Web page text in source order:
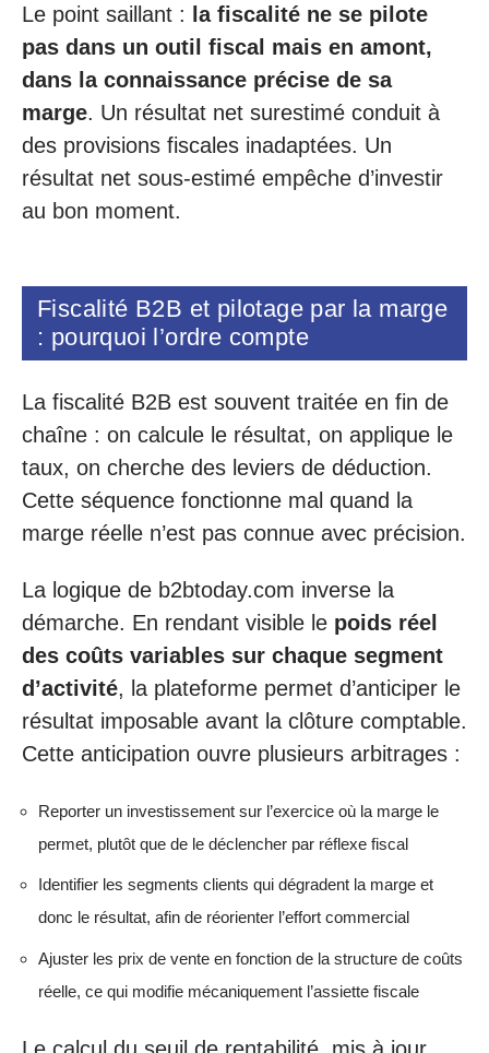
Le point saillant : la fiscalité ne se pilote
pas dans un outil fiscal mais en amont,
dans la connaissance précise de sa
marge. Un résultat net surestimé conduit à
des provisions fiscales inadaptées. Un
résultat net sous-estimé empêche d’investir
au bon moment.
Fiscalité B2B et pilotage par la marge
: pourquoi l’ordre compte
La fiscalité B2B est souvent traitée en fin de
chaîne : on calcule le résultat, on applique le
taux, on cherche des leviers de déduction.
Cette séquence fonctionne mal quand la
marge réelle n’est pas connue avec précision.
La logique de b2btoday.com inverse la
démarche. En rendant visible le poids réel
des coûts variables sur chaque segment
d’activité, la plateforme permet d’anticiper le
résultat imposable avant la clôture comptable.
Cette anticipation ouvre plusieurs arbitrages :
Reporter un investissement sur l’exercice où la marge le
permet, plutôt que de le déclencher par réflexe fiscal
Identifier les segments clients qui dégradent la marge et
donc le résultat, afin de réorienter l’effort commercial
Ajuster les prix de vente en fonction de la structure de coûts
réelle, ce qui modifie mécaniquement l’assiette fiscale